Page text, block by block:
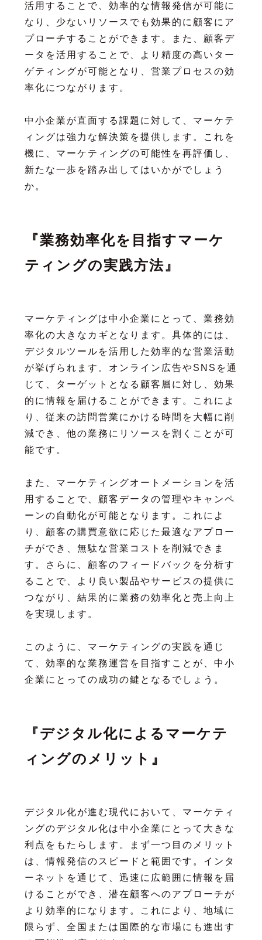
活用することで、効率的な情報発信が可能に
なり、少ないリソースでも効果的に顧客にア
プローチすることができます。また、顧客デ
ータを活用することで、より精度の高いター
ゲティングが可能となり、営業プロセスの効
率化につながります。
中小企業が直面する課題に対して、マーケテ
ィングは強力な解決策を提供します。これを
機に、マーケティングの可能性を再評価し、
新たな一歩を踏み出してはいかがでしょう
か。
『業務効率化を目指すマーケ
ティングの実践方法』
マーケティングは中小企業にとって、業務効
率化の大きなカギとなります。具体的には、
デジタルツールを活用した効率的な営業活動
が挙げられます。オンライン広告やSNSを通
じて、ターゲットとなる顧客層に対し、効果
的に情報を届けることができます。これによ
り、従来の訪問営業にかける時間を大幅に削
減でき、他の業務にリソースを割くことが可
能です。
また、マーケティングオートメーションを活
用することで、顧客データの管理やキャンペ
ーンの自動化が可能となります。これによ
り、顧客の購買意欲に応じた最適なアプロー
チができ、無駄な営業コストを削減できま
す。さらに、顧客のフィードバックを分析す
ることで、より良い製品やサービスの提供に
つながり、結果的に業務の効率化と売上向上
を実現します。
このように、マーケティングの実践を通じ
て、効率的な業務運営を目指すことが、中小
企業にとっての成功の鍵となるでしょう。
『デジタル化によるマーケテ
ィングのメリット』
デジタル化が進む現代において、マーケティ
ングのデジタル化は中小企業にとって大きな
利点をもたらします。まず一つ目のメリット
は、情報発信のスピードと範囲です。インタ
ーネットを通じて、迅速に広範囲に情報を届
けることができ、潜在顧客へのアプローチが
より効率的になります。これにより、地域に
限らず、全国または国際的な市場にも進出す